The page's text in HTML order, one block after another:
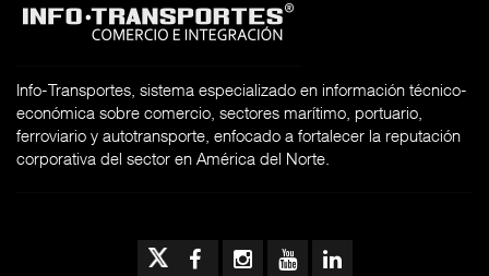
Info-Transportes, sistema especializado en información técnico-
económica sobre comercio, sectores marítimo, portuario,
ferroviario y autotransporte, enfocado a fortalecer la reputación
corporativa del sector en América del Norte.